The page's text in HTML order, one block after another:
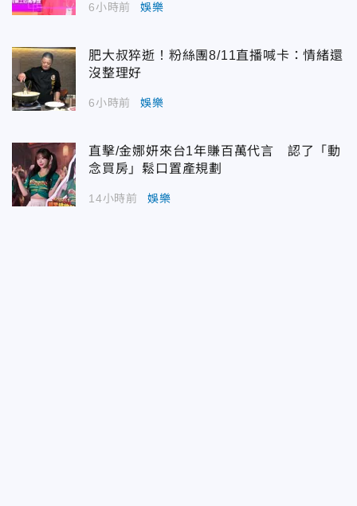
6小時前 娛樂
肥大叔猝逝！粉絲團8/11直播喊卡：情緒還
沒整理好
6小時前 娛樂
直擊/金娜妍來台1年賺百萬代言 認了「動
念買房」鬆口置產規劃
14小時前 娛樂